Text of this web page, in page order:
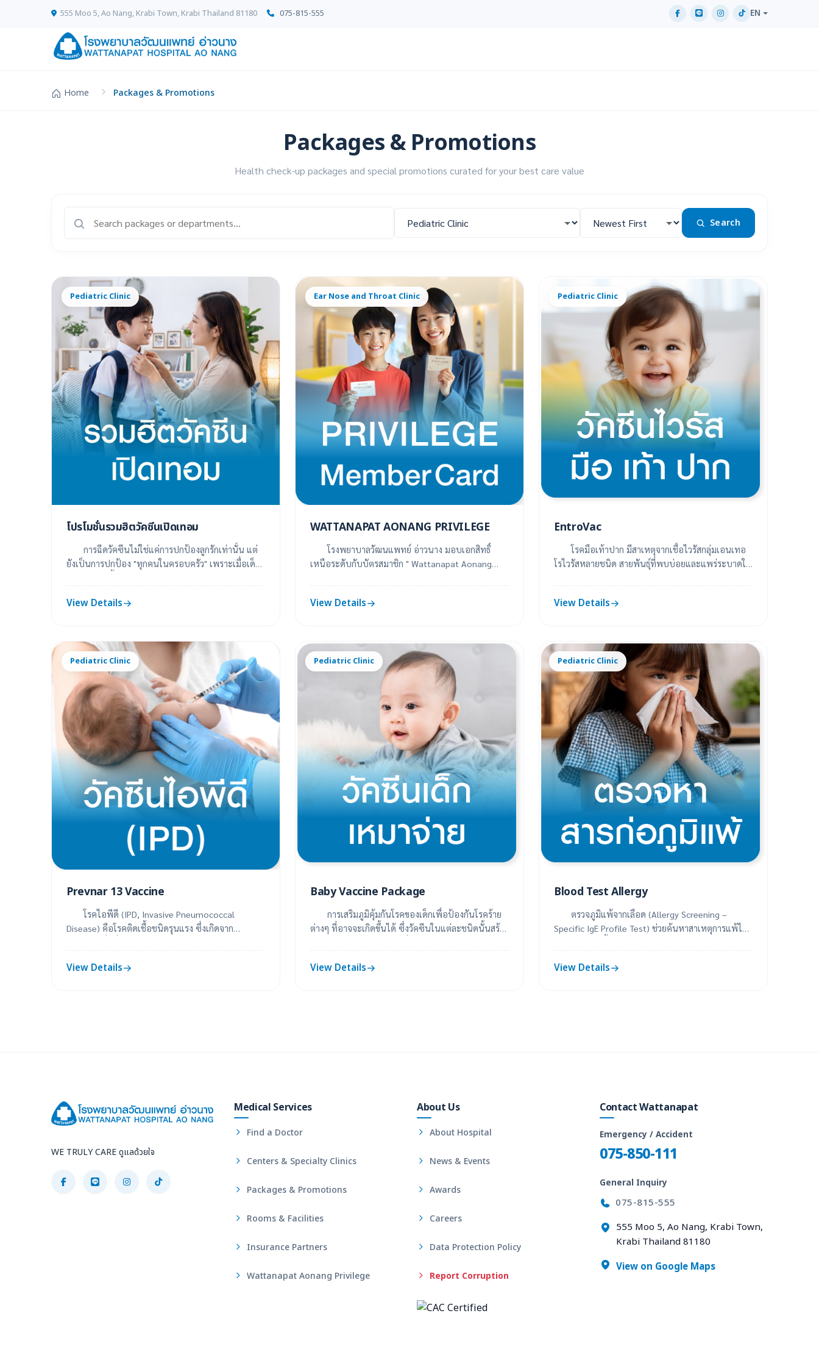
555 Moo 5, Ao Nang, Krabi Town, Krabi Thailand 81180 075-815-555 EN
Home Packages & Promotions
Packages & Promotions
Health check-up packages and special promotions curated for your best care value
Search
Pediatric Clinic
โปรโมชั่นรวมฮิตวัคซีนเปิดเทอม
การฉีดวัคซีนไม่ใช่แค่การปกป้องลูกรักเท่านั้น แต่
ยังเป็นการปกป้อง "ทุกคนในครอบครัว" เพราะเมื่อเด็ก
View Details
Ear Nose and Throat Clinic
WATTANAPAT AONANG PRIVILEGE
โรงพยาบาลวัฒนแพทย์ อ่าวนาง มอบเอกสิทธิ์
เหนือระดับกับบัตรสมาชิก " Wattanapat Aonang
View Details
Pediatric Clinic
EntroVac
โรคมือเท้าปาก มีสาเหตุจากเชื้อไวรัสกลุ่มเอนเทอ
โรไวรัสหลายชนิด สายพันธุ์ที่พบบ่อยและแพร่ระบาดใน
View Details
Pediatric Clinic
Prevnar 13 Vaccine
โรคไอพีดี (IPD, Invasive Pneumococcal
Disease) คือโรคติดเชื้อชนิดรุนแรง ซึ่งเกิดจาก
View Details
Pediatric Clinic
Baby Vaccine Package
การเสริมภูมิคุ้มกันโรคของเด็กเพื่อป้องกันโรคร้าย
ต่างๆ ที่อาจจะเกิดขึ้นได้ ซึ่งวัคซีนในแต่ละชนิดนั้นสร้าง
View Details
Pediatric Clinic
Blood Test Allergy
ตรวจภูมิแพ้จากเลือด (Allergy Screening –
Specific IgE Profile Test) ช่วยค้นหาสาเหตุการแพ้ได้
View Details
WE TRULY CARE ดูแลด้วยใจ
Contact Wattanapat
Emergency / Accident
075-850-111
General Inquiry
075-815-555
555 Moo 5, Ao Nang, Krabi Town,
Krabi Thailand 81180
View on Google Maps
Medical Services
Find a Doctor
Centers & Specialty Clinics
Packages & Promotions
Rooms & Facilities
Insurance Partners
Wattanapat Aonang Privilege
About Us
About Hospital
News & Events
Awards
Careers
Data Protection Policy
Report Corruption